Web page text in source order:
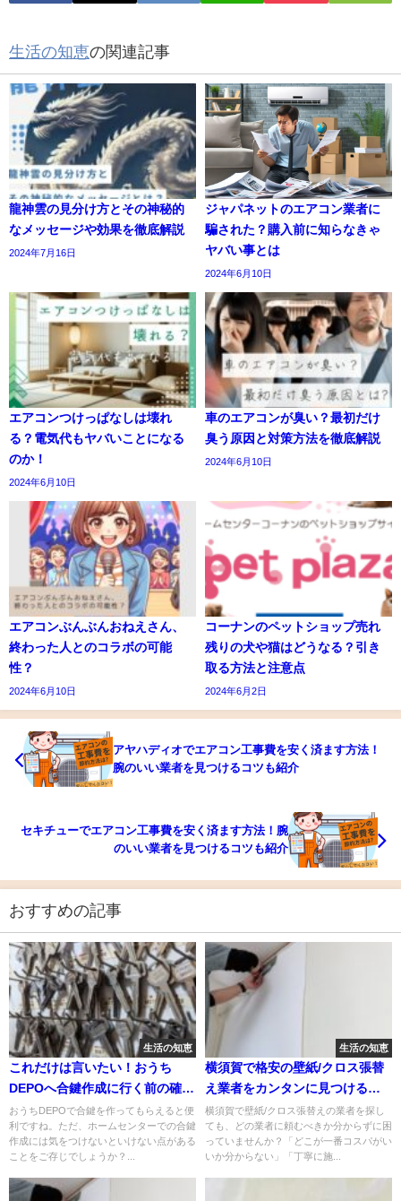
生活の知恵の関連記事
龍神雲の見分け方とその神秘的
なメッセージや効果を徹底解説
2024年7月16日
ジャパネットのエアコン業者に
騙された？購入前に知らなきゃ
ヤバい事とは
2024年6月10日
エアコンつけっぱなしは壊れ
る？電気代もヤバいことになる
のか！
2024年6月10日
車のエアコンが臭い？最初だけ
臭う原因と対策方法を徹底解説
2024年6月10日
エアコンぶんぶんおねえさん、
終わった人とのコラボの可能
性？
2024年6月10日
コーナンのペットショップ売れ
残りの犬や猫はどうなる？引き
取る方法と注意点
2024年6月2日
アヤハディオでエアコン工事費を安く済ます方法！
腕のいい業者を見つけるコツも紹介
セキチューでエアコン工事費を安く済ます方法！腕
のいい業者を見つけるコツも紹介
おすすめの記事
生活の知恵
これだけは言いたい！おうち
DEPOへ合鍵作成に行く前の確認
事項
おうちDEPOで合鍵を作ってもらえると便
利ですね。ただ、ホームセンターでの合鍵
作成には気をつけないといけない点がある
ことをご存じでしょうか？...
生活の知恵
横須賀で格安の壁紙/クロス張替
え業者をカンタンに見つける探
し方
横須賀で壁紙/クロス張替えの業者を探し
ても、どの業者に頼むべきか分からずに困
っていませんか？「どこが一番コスパがい
いか分からない」「丁寧に施...